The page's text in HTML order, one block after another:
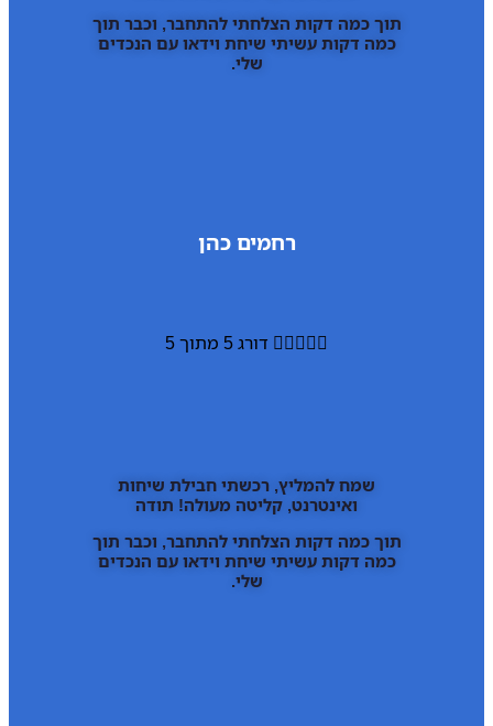
תוך כמה דקות הצלחתי להתחבר, וכבר תוך
כמה דקות עשיתי שיחת וידאו עם הנכדים
שלי.
רחמים כהן
 דורג 5 מתוך 5
שמח להמליץ, רכשתי חבילת שיחות
ואינטרנט, קליטה מעולה! תודה
תוך כמה דקות הצלחתי להתחבר, וכבר תוך
כמה דקות עשיתי שיחת וידאו עם הנכדים
שלי.